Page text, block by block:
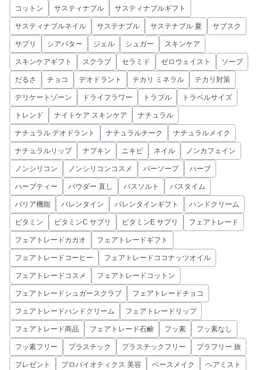
コットン サスティナブル サスティナブルギフト
サスティナブルネイル サステナブル サステナブル 夏 サブスク
サプリ シアバター ジェル シュガー スキンケア
スキンケアギフト スクラブ セラミド ゼロウェイスト ソープ
だるさ チョコ デオドラント テカリ ミネラル テカリ対策
デリケートゾーン ドライフラワー トラブル トラベルサイズ
トレンド ナイトケア スキンケア ナチュラル
ナチュラル デオドラント ナチュラルチーク ナチュラルメイク
ナチュラルリップ ナプキン ニキビ ネイル ノンカフェイン
ノンシリコン ノンシリコンコスメ バーソープ ハーブ
ハーブティー パウダー 直し バスソルト バスタイム
バリア機能 バレンタイン バレンタインギフト ハンドクリーム
ビタミン ビタミンC サプリ ビタミンE サプリ フェアトレード
フェアトレードカカオ フェアトレードギフト
フェアトレードコーヒー フェアトレードココナッツオイル
フェアトレードコスメ フェアトレードコットン
フェアトレードシュガースクラブ フェアトレードチョコ
フェアトレードハンドクリーム フェアトレードリップ
フェアトレード商品 フェアトレード石鹸 フッ素 フッ素なし
フッ素フリー プラスチック プラスチックフリー プラフリー 旅
プレゼント プロバイオティクス 美容 ベースメイク ヘアミスト